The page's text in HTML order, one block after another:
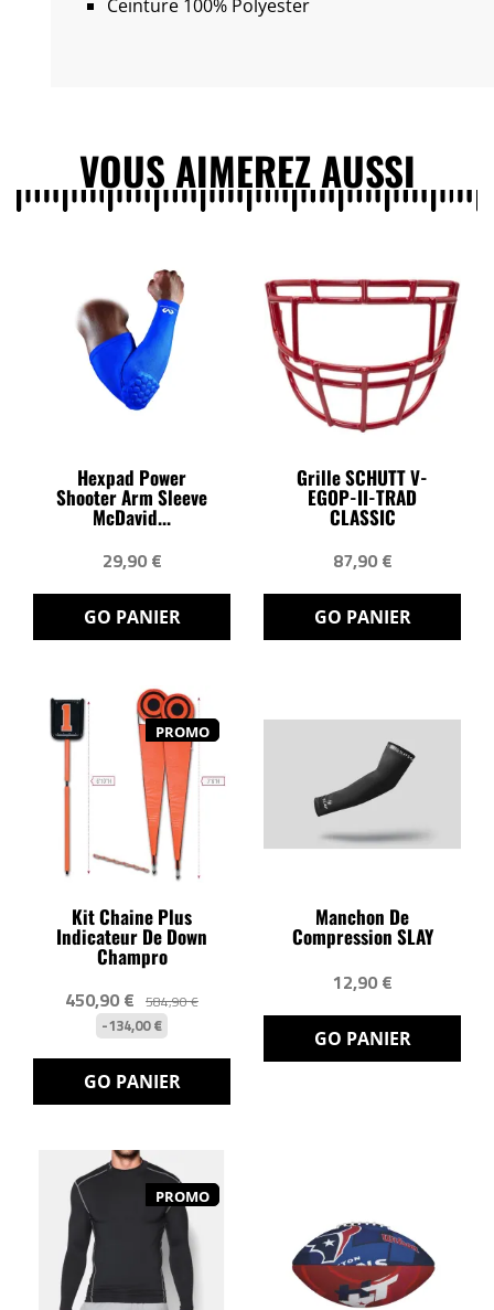
Ceinture 100% Polyester
VOUS AIMEREZ AUSSI
Hexpad Power
Shooter Arm Sleeve
McDavid...
29,90 €
GO PANIER
Grille SCHUTT V-
EGOP-II-TRAD
CLASSIC
87,90 €
GO PANIER
PROMO
Kit Chaine Plus
Indicateur De Down
Champro
450,90 € 584,90 €
-134,00 €
GO PANIER
Manchon De
Compression SLAY
12,90 €
GO PANIER
PROMO